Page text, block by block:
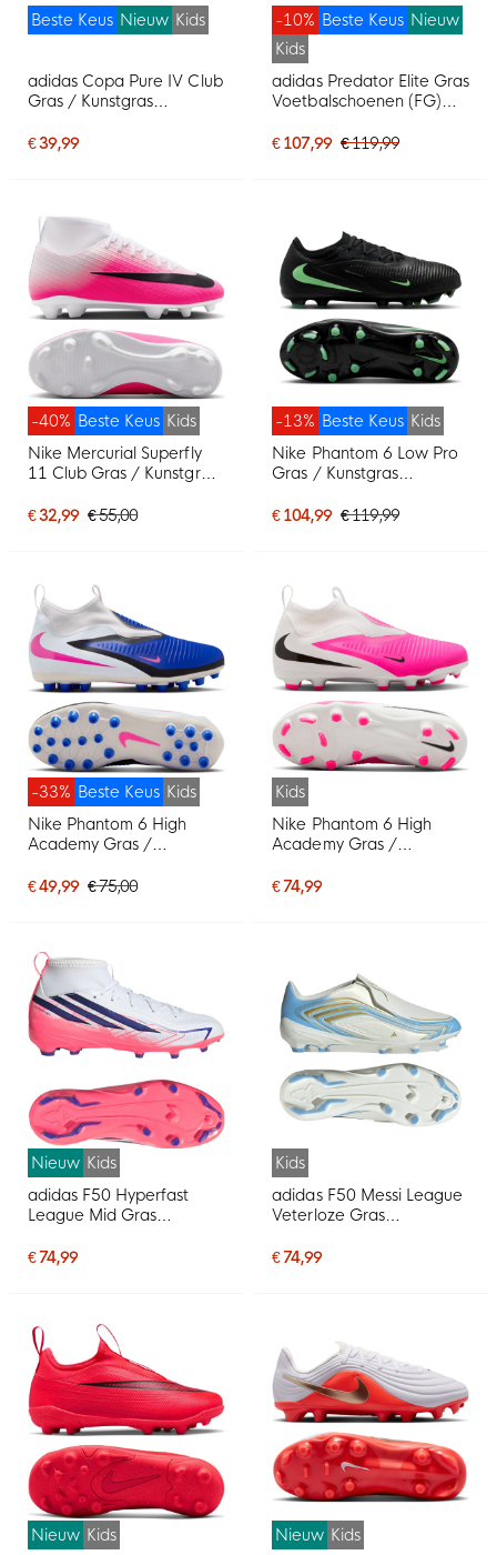
Beste Keus Nieuw Kids
adidas Copa Pure IV Club
Gras / Kunstgras
Kids Wit Blauw
€ 39,99
Beste Keus
-10%
Nieuw
Kids
adidas Predator Elite Gras
Voetbalschoenen (FG)
€ 107,99 € 119,99
Beste Keus
-40%
Kids
Nike Mercurial Superfly
11 Club Gras / Kunstgras
Kids Felroze Wit Zwart
€ 32,99 € 55,00
Beste Keus
-13%
Kids
Nike Phantom 6 Low Pro
Gras / Kunstgras
Kids Zwart Felgroen
€ 104,99 € 119,99
Beste Keus
-33%
Kids
Nike Phantom 6 High
Academy Gras /
Voetbalschoenen (MG)
€ 49,99 € 75,00
Kids
Nike Phantom 6 High
Academy Gras /
Voetbalschoenen (MG)
€ 74,99
Nieuw Kids
adidas F50 Hyperfast
League Mid Gras
Kids Wit Paars Roze
€ 74,99
Kids
adidas F50 Messi League
Veterloze Gras
Kids Wit Lichtblauw Goud
€ 74,99
Nieuw Kids
Nieuw Kids